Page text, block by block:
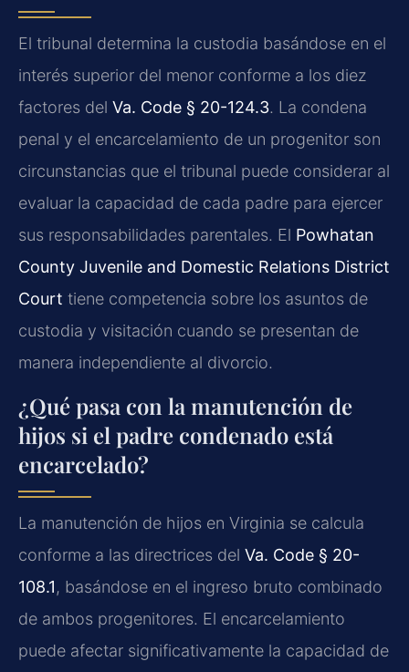
El tribunal determina la custodia basándose en el
interés superior del menor conforme a los diez
factores del Va. Code § 20-124.3. La condena
penal y el encarcelamiento de un progenitor son
circunstancias que el tribunal puede considerar al
evaluar la capacidad de cada padre para ejercer
sus responsabilidades parentales. El Powhatan
County Juvenile and Domestic Relations District
Court tiene competencia sobre los asuntos de
custodia y visitación cuando se presentan de
manera independiente al divorcio.
¿Qué pasa con la manutención de
hijos si el padre condenado está
encarcelado?
La manutención de hijos en Virginia se calcula
conforme a las directrices del Va. Code § 20-
108.1, basándose en el ingreso bruto combinado
de ambos progenitores. El encarcelamiento
puede afectar significativamente la capacidad de